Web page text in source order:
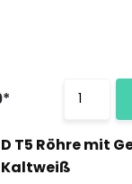
T5 Röhre mit
Kaltweiß